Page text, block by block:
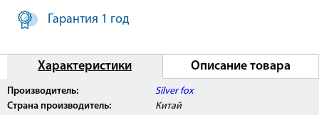
Гарантия 1 год
Характеристики Описание товара
Производитель:
Silver fox
Страна производитель:
Китай